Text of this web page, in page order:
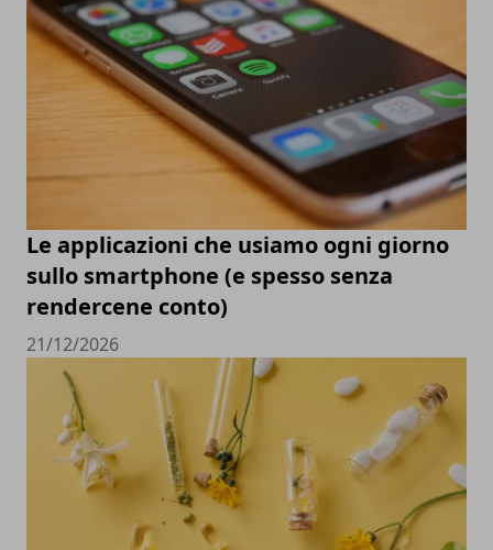
Le applicazioni che usiamo ogni giorno
sullo smartphone (e spesso senza
rendercene conto)
21/12/2026